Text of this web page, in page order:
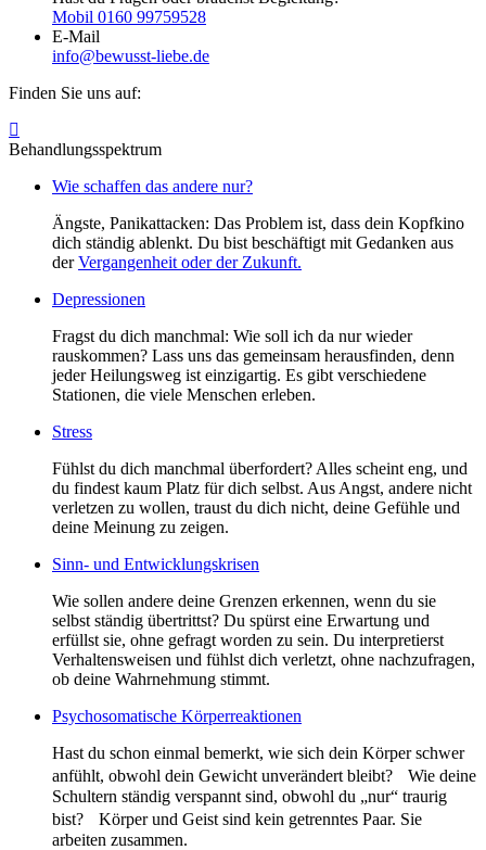
Mobil 0160 99759528
E-Mail
info@bewusst-liebe.de
Finden Sie uns auf:
page
window
Behandlungsspektrum
Wie schaffen das andere nur?
Ängste, Panikattacken: Das Problem ist, dass dein Kopfkino
dich ständig ablenkt. Du bist beschäftigt mit Gedanken aus
derVergangenheit oder der Zukunft.
Depressionen
Fragst du dich manchmal: Wie soll ich da nur wieder
rauskommen? Lass uns das gemeinsam herausfinden, denn
jeder Heilungsweg ist einzigartig. Es gibt verschiedene
Stationen, die viele Menschen erleben.
Stress
Fühlst du dich manchmal überfordert? Alles scheint eng, und
du findest kaum Platz für dich selbst. Aus Angst, andere nicht
verletzen zu wollen, traust du dich nicht, deine Gefühle und
deine Meinung zu zeigen.
Sinn- und Entwicklungskrisen
Wie sollen andere deine Grenzen erkennen, wenn du sie
selbst ständig übertrittst? Du spürst eine Erwartung und
erfüllst sie, ohne gefragt worden zu sein. Du interpretierst
Verhaltensweisen und fühlst dich verletzt, ohne nachzufragen,
ob deine Wahrnehmung stimmt.
Psychosomatische Körperreaktionen
Hast du schon einmal bemerkt, wie sich dein Körper schwer
anfühlt, obwohl dein Gewicht unverändert bleibt? Wie deine
Schultern ständig verspannt sind, obwohl du „nur“ traurig
bist? Körper und Geist sind kein getrenntes Paar. Sie
arbeiten zusammen.